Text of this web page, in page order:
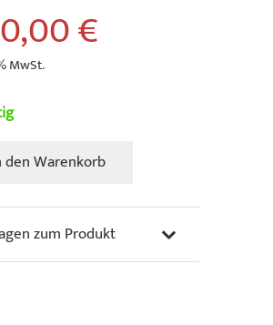
€
MwSt.
den Warenkorb
zum Produkt